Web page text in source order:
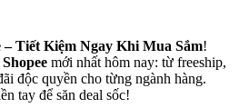
– Tiết Kiệm Ngay Khi Mua Sắm!
mới nhất hôm nay: từ freeship,
độc quyền cho từng ngành hàng.
tay để săn deal sốc!